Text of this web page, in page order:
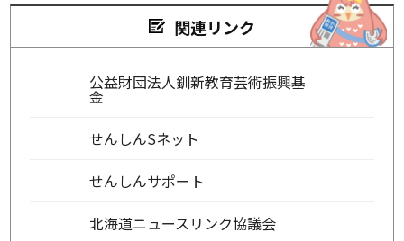
関連リンク
公益財団法人釧新教育芸術振興基
金
せんしんSネット
せんしんサポート
北海道ニュースリンク協議会